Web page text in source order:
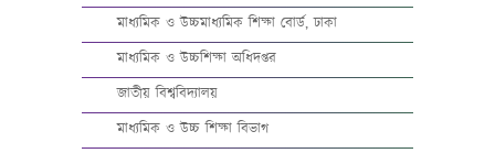
মাধ্যমিক ও উচ্চমাধ্যমিক শিক্ষা বোর্ড, ঢাকা
মাধ্যমিক ও উচ্চশিক্ষা অধিদপ্তর
জাতীয় বিশ্ববিদ্যালয়
মাধ্যমিক ও উচ্চ শিক্ষা বিভাগ